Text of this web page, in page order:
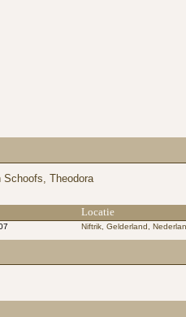
Schoofs, Theodora
Locatie
Niftrik, Gelderland,